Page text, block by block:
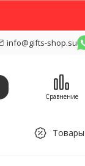
info@gifts-shop.su
Сравнение